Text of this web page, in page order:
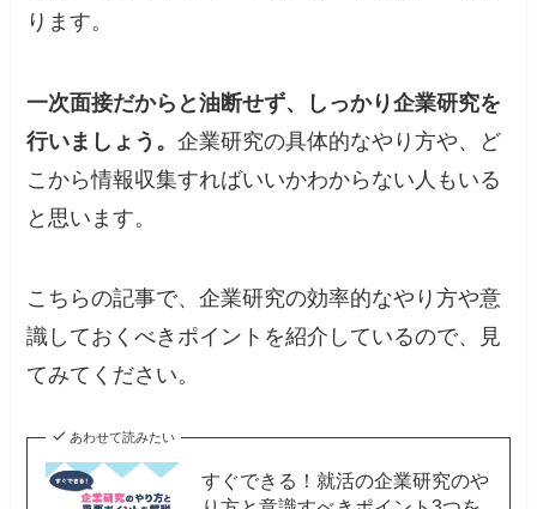
ります。
一次面接だからと油断せず、しっかり企業研究を
行いましょう。企業研究の具体的なやり方や、ど
こから情報収集すればいいかわからない人もいる
と思います。
こちらの記事で、企業研究の効率的なやり方や意
識しておくべきポイントを紹介しているので、見
てみてください。
あわせて読みたい
すぐできる！就活の企業研究のや